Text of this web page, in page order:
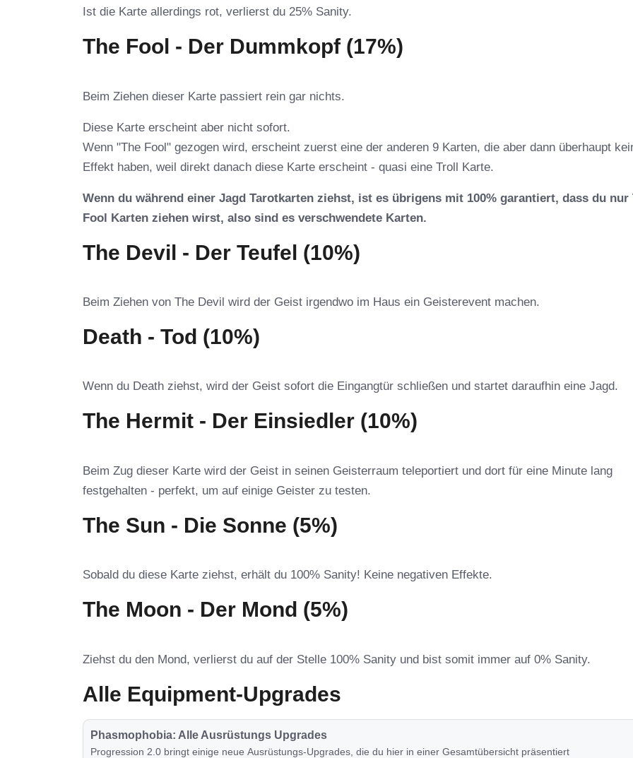
Ist die Karte allerdings rot, verlierst du 25% Sanity.
The Fool - Der Dummkopf (17%)
Beim Ziehen dieser Karte passiert rein gar nichts.
Diese Karte erscheint aber nicht sofort.
Wenn "The Fool" gezogen wird, erscheint zuerst eine der anderen 9 Karten, die aber dann überhaupt
Effekt haben, weil direkt danach diese Karte erscheint - quasi eine Troll Karte.
Wenn du während einer Jagd Tarotkarten ziehst, ist es übrigens mit 100% garantiert, dass du nur
Fool Karten ziehen wirst, also sind es verschwendete Karten.
The Devil - Der Teufel (10%)
Beim Ziehen von The Devil wird der Geist irgendwo im Haus ein Geisterevent machen.
Death - Tod (10%)
Wenn du Death ziehst, wird der Geist sofort die Eingangtür schließen und startet daraufhin eine Jagd.
The Hermit - Der Einsiedler (10%)
Beim Zug dieser Karte wird der Geist in seinen Geisterraum teleportiert und dort für eine Minute lang
festgehalten - perfekt, um auf einige Geister zu testen.
The Sun - Die Sonne (5%)
Sobald du diese Karte ziehst, erhält du 100% Sanity! Keine negativen Effekte.
The Moon - Der Mond (5%)
Ziehst du den Mond, verlierst du auf der Stelle 100% Sanity und bist somit immer auf 0% Sanity.
Alle Equipment-Upgrades
Phasmophobia: Alle Ausrüstungs Upgrades
Progression 2.0 bringt einige neue Ausrüstungs-Upgrades, die du hier in einer Gesamtübersicht präsentiert